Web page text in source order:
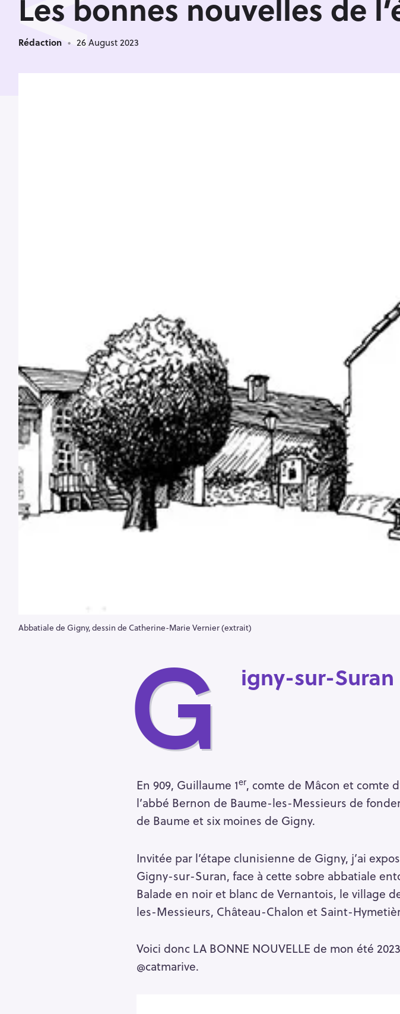
Les bonnes nouvelles de
Rédaction 26 August 2023
Abbatiale de Gigny, dessin de Catherine-Marie Vernier (extrait)
G igny-sur-Suran
En 909, Guillaume 1er, comte de Mâcon et comte
l’abbé Bernon de Baume-les-Messieurs de
de Baume et six moines de Gigny.
Invitée par l’étape clunisienne de Gigny, j’ai
Gigny-sur-Suran, face à cette sobre abbatiale
Balade en noir et blanc de Vernantois, le village
les-Messieurs, Château-Chalon et Saint-
Voici donc LA BONNE NOUVELLE de mon été
@catmarive.